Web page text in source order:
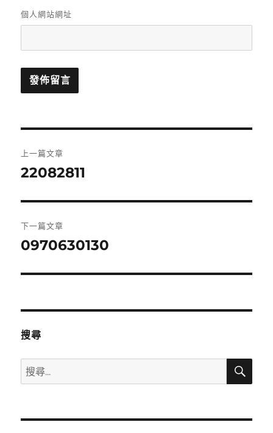
個人網站網址
章
覽
上一篇文章
上
篇
文
章:
22082811
下一篇文章
下
篇
章:
0970630130
搜尋
搜
尋
鍵
搜